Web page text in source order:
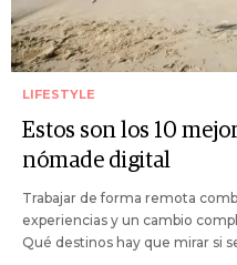
LIFESTYLE
Estos son los 10
nómade digital
Trabajar de forma remota
experiencias y un cambio
Qué destinos hay que mirar si